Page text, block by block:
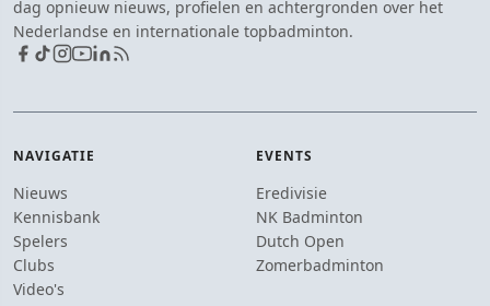
dag opnieuw nieuws, profielen en achtergronden over het
Nederlandse en internationale topbadminton.
NAVIGATIE
Nieuws
Kennisbank
Spelers
Clubs
Video's
EVENTS
Eredivisie
NK Badminton
Dutch Open
Zomerbadminton